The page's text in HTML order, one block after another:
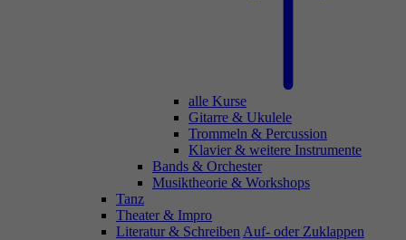
alle Kurse
Gitarre & Ukulele
Trommeln & Percussion
Klavier & weitere Instrumente
Bands & Orchester
Musiktheorie & Workshops
Tanz
Theater & Impro
Literatur & Schreiben Auf- oder Zuklappen